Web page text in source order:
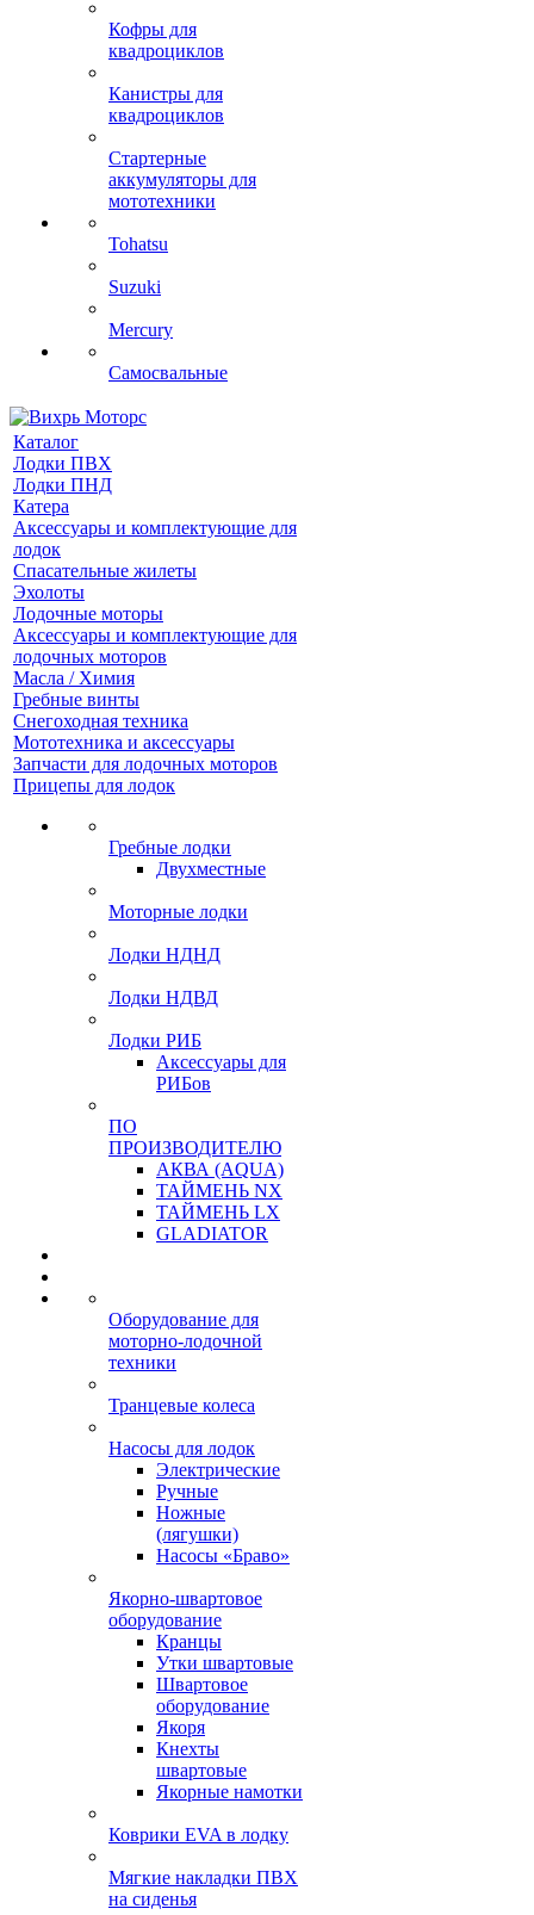
Кофры для
квадроциклов
Канистры для
квадроциклов
Стартерные
аккумуляторы для
мототехники
Tohatsu
Suzuki
Mercury
Самосвальные
Каталог
Лодки ПВХ
Лодки ПНД
Катера
Аксессуары и комплектующие для
лодок
Спасательные жилеты
Эхолоты
Лодочные моторы
Аксессуары и комплектующие для
лодочных моторов
Масла / Химия
Гребные винты
Снегоходная техника
Мототехника и аксессуары
Запчасти для лодочных моторов
Прицепы для лодок
Гребные лодки
Двухместные
Моторные лодки
Лодки НДНД
Лодки НДВД
Лодки РИБ
Аксессуары для
РИБов
ПО
ПРОИЗВОДИТЕЛЮ
АКВА (AQUA)
ТАЙМЕНЬ NX
ТАЙМЕНЬ LX
GLADIATOR
Оборудование для
моторно-лодочной
техники
Транцевые колеса
Насосы для лодок
Электрические
Ручные
Ножные
(лягушки)
Насосы «Браво»
Якорно-швартовое
оборудование
Кранцы
Утки швартовые
Швартовое
оборудование
Якоря
Кнехты
швартовые
Якорные намотки
Коврики EVA в лодку
Мягкие накладки ПВХ
на сиденья